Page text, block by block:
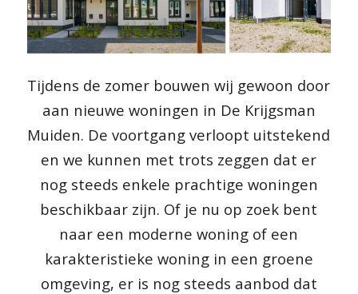
Tijdens de zomer bouwen wij gewoon door
aan nieuwe woningen in De Krijgsman
Muiden. De voortgang verloopt uitstekend
en we kunnen met trots zeggen dat er
nog steeds enkele prachtige woningen
beschikbaar zijn. Of je nu op zoek bent
naar een moderne woning of een
karakteristieke woning in een groene
omgeving, er is nog steeds aanbod dat